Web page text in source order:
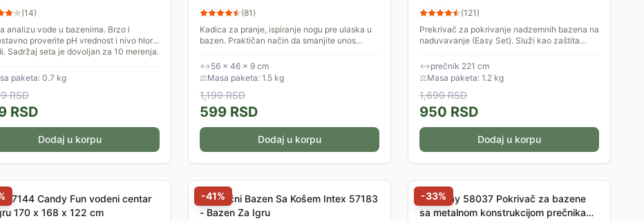
(14)
analizu vode u bazenima. Brzo i
proverite pH vrednost i nivo hlora
Sadržaj seta je dovoljan za 10 merenja.
paketa: 0.7 kg
RSD
RSD
Dodaj u korpu
(81)
Kadica za pranje, ispiranje nogu pre ulaska u
bazen. Praktičan način da smanjite unos
odgovara svim...
↔56 × 46 × 9 cm
⚖Masa paketa: 1.5 kg
1,199RSD
599 RSD
Dodaj u korpu
(121)
Prekrivač za pokrivanje nadzemnih bazena na
naduvavanje (Easy Set). Služi kao zaštita
priljavština koje...
↔prečnik 221 cm
⚖Masa paketa: 1.2 kg
1,690RSD
950 RSD
Dodaj u korpu
57144 Candy Fun vodeni centar
170 x 168 x 122 cm
-41%
Porodični Bazen Sa Košem Intex 57183
- Bazen Za Igru
-33%
BestWay 58037 Pokrivač za bazene
sa metalnom konstrukcijom prečnika